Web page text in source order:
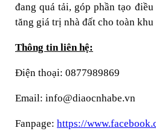
đang quá tải, góp phần tạo
tăng giá trị nhà đất cho toàn khu
Thông tin liên hệ:
Điện thoại: 0877989869
Email: info@diaocnhabe.vn
Fanpage: https://